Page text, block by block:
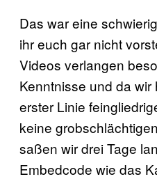
Das war eine
ihr euch gar nicht
Videos verlangen
Kenntnisse und da
erster Linie
keine
saßen wir drei Tage
Embedcode wie das